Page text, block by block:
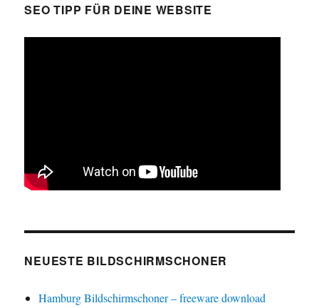
SEO TIPP FÜR DEINE WEBSITE
NEUESTE BILDSCHIRMSCHONER
Hamburg Bildschirmschoner – freeware download